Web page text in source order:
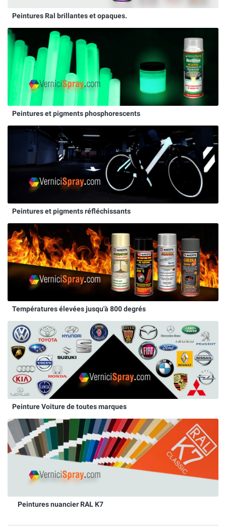
Peintures Ral brillantes et opaques.
Peintures et pigments phosphorescents
Peintures et pigments réfléchissants
Températures élevées jusqu'à 800 degrés
Peinture Voiture de toutes marques
Peintures nuancier RAL K7